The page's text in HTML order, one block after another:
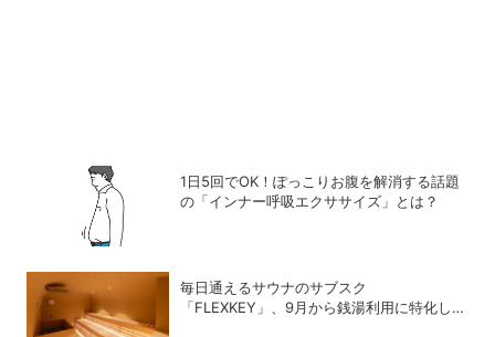
1日5回でOK！ぽっこりお腹を解消する話題
の「インナー呼吸エクササイズ」とは？
毎日通えるサウナのサブスク
「FLEXKEY」、9月から銭湯利用に特化した